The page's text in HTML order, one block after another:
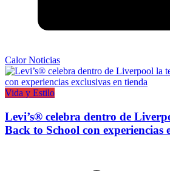
Calor Noticias
Vida y Estilo
Levi’s® celebra dentro de
Back to School con experiencias